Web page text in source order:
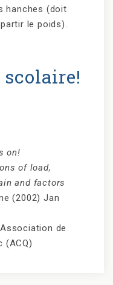
hanches (doit
le poids).
on!
of load,
and factors
(2002) Jan
de
(ACQ)